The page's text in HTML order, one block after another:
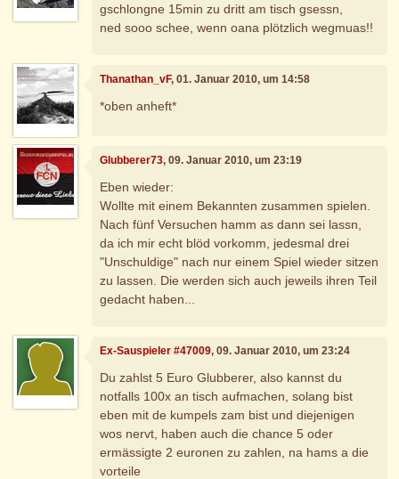
gschlongne 15min zu dritt am tisch gsessn,
ned sooo schee, wenn oana plötzlich wegmuas!!
Thanathan_vF, 01. Januar 2010, um 14:58
*oben anheft*
Glubberer73, 09. Januar 2010, um 23:19
Eben wieder:
Wollte mit einem Bekannten zusammen spielen.
Nach fünf Versuchen hamm as dann sei lassn,
da ich mir echt blöd vorkomm, jedesmal drei
"Unschuldige" nach nur einem Spiel wieder sitzen
zu lassen. Die werden sich auch jeweils ihren Teil
gedacht haben...
Ex-Sauspieler #47009, 09. Januar 2010, um 23:24
Du zahlst 5 Euro Glubberer, also kannst du
notfalls 100x an tisch aufmachen, solang bist
eben mit de kumpels zam bist und diejenigen
wos nervt, haben auch die chance 5 oder
ermässigte 2 euronen zu zahlen, na hams a die
vorteile